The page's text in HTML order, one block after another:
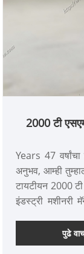
2000 टी
Years 47 वर्षांचा
अनुभव, आम्ही
टायटीयन 2000
इंडस्ट्री मशीनरी
आयटम क्रमांक:
देय: टी/टी, एल/सी
पुढे